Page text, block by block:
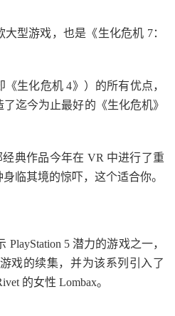
大型游戏，也是《生化危机 7：
生化危机 4》）的所有优点，
迄今为止最好的《生化危机》
典作品今年在 VR 中进行了重
临其境的惊吓，这个适合你。
5 潜力的游戏之一，
戏的续集，并为该系列引入了
的女性 Lombax。